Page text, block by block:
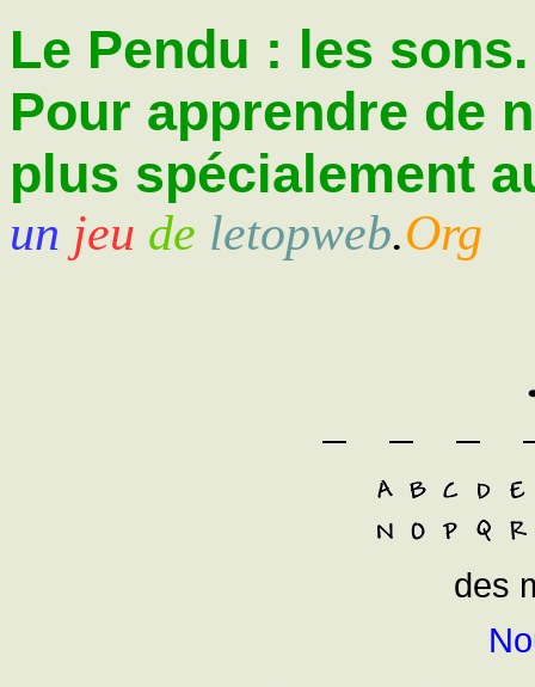
Le Pendu : les sons.
Pour apprendre de
plus spécialement
un jeu de letopweb.Org
des